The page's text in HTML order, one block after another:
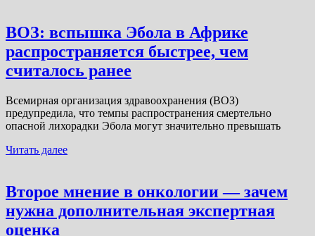
ВОЗ: вспышка Эбола в Африке
распространяется быстрее, чем
считалось ранее
Всемирная организация здравоохранения (ВОЗ)
предупредила, что темпы распространения смертельно
опасной лихорадки Эбола могут значительно превышать
Читать далее
Второе мнение в онкологии — зачем
нужна дополнительная экспертная
оценка